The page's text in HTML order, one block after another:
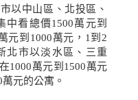
以中山區、北投區、
中看總價1500萬元到
元到 1000萬元， 1到2
北市以淡水區、三重
1000萬元到 1500萬元
萬元的公寓。